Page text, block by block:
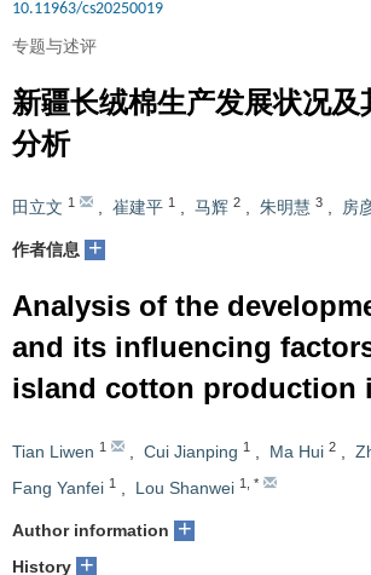
10.11963/cs20250019
专题与述评
新疆长绒棉生产发展状况及
分析
田立文 1 崔建平 1 马辉 2 朱明慧 3 房
作者信息 +
Analysis of the
and its influencing
island cotton production
Tian Liwen 1 Cui Jianping 1 Ma Hui 2
Fang Yanfei 1 Lou Shanwei 1 *
Author information +
History +